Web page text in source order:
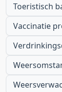
Toeristisch
Vaccinatie